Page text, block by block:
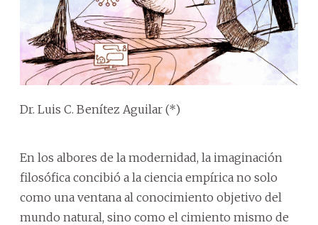
Dr. Luis C. Benítez Aguilar (*)
En los albores de la modernidad, la imaginación
filosófica concibió a la ciencia empírica no solo
como una ventana al conocimiento objetivo del
mundo natural, sino como el cimiento mismo de